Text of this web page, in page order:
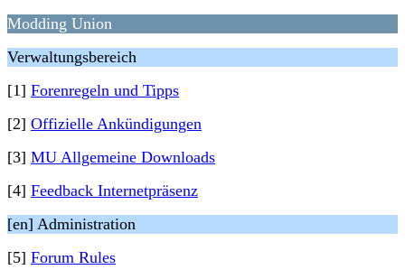
Modding Union
Verwaltungsbereich
[1] Forenregeln und Tipps
[2] Offizielle Ankündigungen
[3] MU Allgemeine Downloads
[4] Feedback Internetpräsenz
[en] Administration
[5] Forum Rules